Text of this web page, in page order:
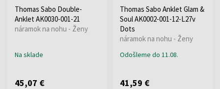
Thomas Sabo Double-
Anklet AK0030-001-21
náramok na nohu - Ženy
Na sklade
45,07 €
Thomas Sabo Anklet Glam &
Soul AK0002-001-12-L27v
Dots
náramok na nohu - Ženy
Odošleme do 11.08.
41,59 €